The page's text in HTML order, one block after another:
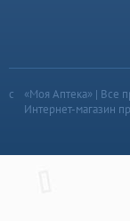
«Моя Аптека» | Все
Интернет-магазин